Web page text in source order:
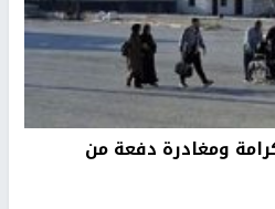
ومغادرة دفعة من